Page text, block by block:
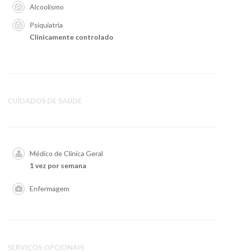
Alcoolismo
Psiquiatria
Clinicamente controlado
CUIDADOS DE SAÚDE
Médico de Clínica Geral
1 vez por semana
Enfermagem
SERVIÇOS OPCIONAIS